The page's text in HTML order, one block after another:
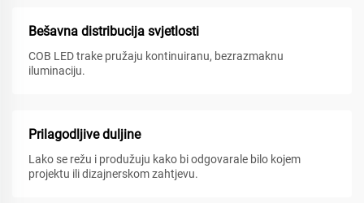
Bešavna distribucija svjetlosti
COB LED trake pružaju kontinuiranu, bezrazmaknu
iluminaciju.
Prilagodljive duljine
Lako se režu i produžuju kako bi odgovarale bilo kojem
projektu ili dizajnerskom zahtjevu.